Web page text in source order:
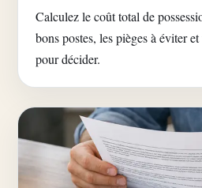
Calculez le coût total de
bons postes, les pièges à éviter
pour décider.